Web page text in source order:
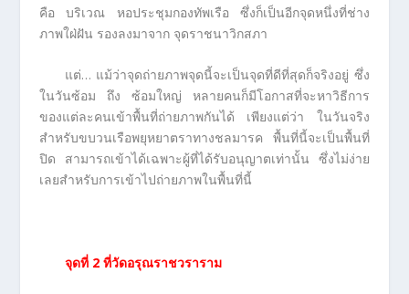
คือ บริเวณ หอประชุมกองทัพเรือ ซึ่งก็เป็นอีกจุดหนึ่งที่ช่าง
ภาพใฝ่ฝัน รองลงมาจาก จุดราชนาวิกสภา
แต่… แม้ว่าจุดถ่ายภาพจุดนี้จะเป็นจุดที่ดีที่สุดก็จริงอยู่ ซึ่ง
ในวันซ้อม ถึง ซ้อมใหญ่ หลายคนก็มีโอกาสที่จะหาวิธีการ
ของแต่ละคนเข้าพื้นที่ถ่ายภาพกันได้ เพียงแต่ว่า ในวันจริง
สำหรับขบวนเรือพยุหยาตราทางชลมารค พื้นที่นี้จะเป็นพื้นที่
ปิด สามารถเข้าได้เฉพาะผู้ที่ได้รับอนุญาตเท่านั้น ซึ่งไม่ง่าย
เลยสำหรับการเข้าไปถ่ายภาพในพื้นที่นี้
จุดที่ 2 ที่วัดอรุณราชวราราม